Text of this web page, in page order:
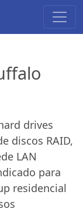
drives
discos RAID,
LAN
para
residencial